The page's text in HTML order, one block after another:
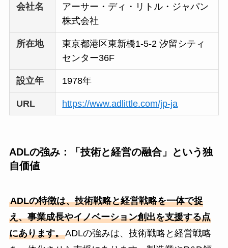
会社名
アーサー・ディ・リトル・ジャパン
株式会社
所在地
東京都港区東新橋1-5-2 汐留シティ
センター36F
設立年 1978年
URL https://www.adlittle.com/jp-ja
ADLの強み：「技術と経営の融合」という独
自価値
ADLの特徴は、技術戦略と経営戦略を一体で捉
え、事業成長やイノベーション創出を支援する点
にあります。ADLの強みは、技術戦略と経営戦略